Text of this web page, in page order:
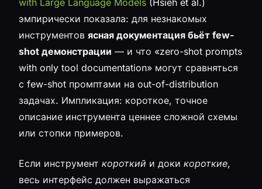
эмпирически показала: для незнакомых
инструментов ясная документация бьёт few-
shot демонстрации — и что «zero-shot prompts
with only tool documentation» могут сравняться
с few-shot промптами на out-of-distribution
задачах. Импликация: короткое, точное
описание инструмента ценнее сложной схемы
или стопки примеров.
Если инструмент короткий и доки короткие,
весь интерфейс должен выражаться